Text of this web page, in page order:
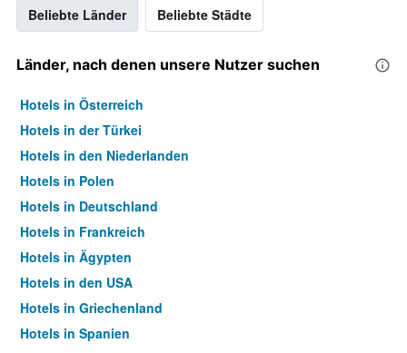
Beliebte Länder Beliebte Städte
Länder, nach denen unsere Nutzer suchen
Hotels in Österreich
Hotels in der Türkei
Hotels in den Niederlanden
Hotels in Polen
Hotels in Deutschland
Hotels in Frankreich
Hotels in Ägypten
Hotels in den USA
Hotels in Griechenland
Hotels in Spanien